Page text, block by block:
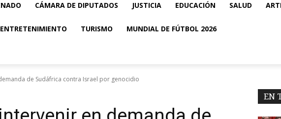
CÁMARA DE DIPUTADOS JUSTICIA EDUCACIÓN SALUD
ENTRETENIMIENTO TURISMO MUNDIAL DE FÚTBOL 2026
de Sudáfrica contra Israel por genocidio
EN